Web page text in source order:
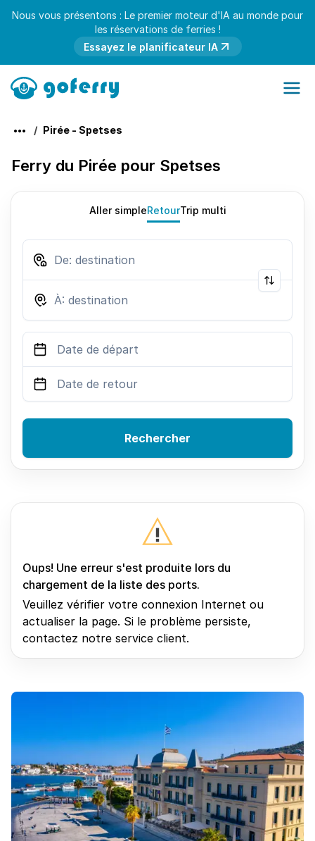
Nous vous présentons : Le premier moteur d'IA au monde pour
les réservations de ferries !
Essayez le planificateur IA
Pirée - Spetses
Ferry du Pirée pour Spetses
Aller simpleRetourTrip multi
Rechercher
Oups! Une erreur s'est produite lors du
chargement de la liste des ports.
Veuillez vérifier votre connexion Internet ou
actualiser la page. Si le problème persiste,
contactez notre service client.